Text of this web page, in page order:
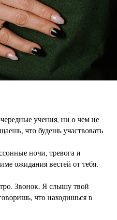
учения, ни о чем не
что будешь участвовать
ночи, тревога и
ожидания вестей от тебя.
Звонок. Я слышу твой
что находишься в